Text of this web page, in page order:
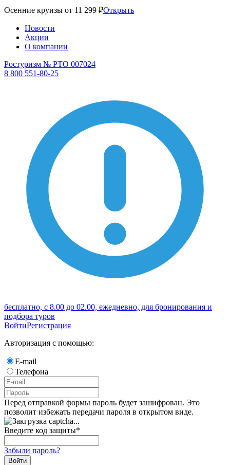
Осенние круизы от 11 299 ₽Открыть
Новости
Акции
О компании
Ростуризм № РТО 007024
8 800 551-80-25
бесплатно, с 8.00 до 02.00, ежедневно, для бронирования и
подбора туров
ВойтиРегистрация
Авторизация с помощью:
E-mail
Телефона
Перед отправкой формы пароль будет зашифрован. Это
позволит избежать передачи пароля в открытом виде.
Введите код защиты*
Забыли пароль?
Войти